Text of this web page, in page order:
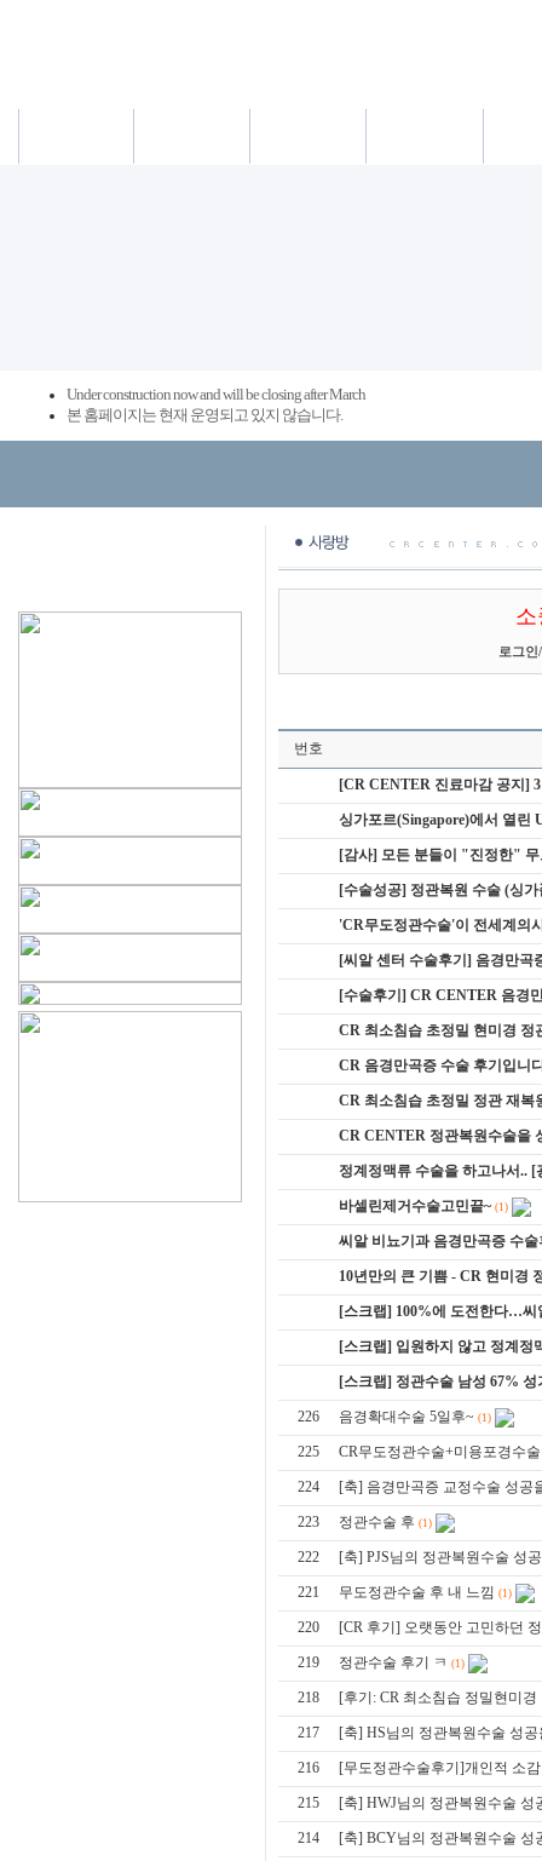
Under construction now and will be closing after March
본 홈페이지는 현재 운영되고 있지 않습니다.
소
로그인 /
번호
[CR CENTER 진료마감 공지]
싱가포르(Singapore)에서 열린
[감사] 모든 분들이 "진정한"
[수술성공] 정관복원 수술 (싱가
'CR무도정관수술'이 전세계의
[씨알 센터 수술후기] 음경만
[수술후기] CR CENTER 음경
CR 최소침습 초정밀 현미경 정
CR 음경만곡증 수술 후기입니
CR 최소침습 초정밀 정관 재
CR CENTER 정관복원수술을
정계정맥류 수술을 하고나서.. [
바셀린제거수술고민끝~ (1)
씨알 비뇨기과 음경만곡증 수술
10년만의 큰 기쁨 - CR 현미경
[스크랩] 100%에 도전한다…
[스크랩] 입원하지 않고 정계정
[스크랩] 정관수술 남성 67% 성
226 음경확대수술 5일후~ (1)
225 CR무도정관수술+미용포경수
224 [축] 음경만곡증 교정수술 성
223 정관수술 후 (1)
222 [축] PJS님의 정관복원수술 성
221 무도정관수술 후 내 느낌 (1)
220 [CR 후기] 오랫동안 고민하던
219 정관수술 후기 ㅋ (1)
218 [후기: CR 최소침습 정밀현미
217 [축] HS님의 정관복원수술 성
216 [무도정관수술후기]개인적 소감
215 [축] HWJ님의 정관복원수술
214 [축] BCY님의 정관복원수술